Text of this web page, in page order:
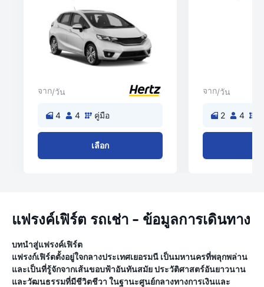
จาก/วัน
4 4 คู่มือ
เลือก
จาก/วัน
2 4
แฟรงค์เฟิร์ต รถเช่า - ข้อมูลการเดินทาง
บทนำสู่แฟรงค์เฟิร์ต
แฟรงก์เฟิร์ตตั้งอยู่ใจกลางประเทศเยอรมนี เป็นมหานครที่พลุกพล่าน
และเป็นที่รู้จักจากเส้นขอบฟ้าอันทันสมัย ประวัติศาสตร์อันยาวนาน
และวัฒนธรรมที่มีชีวิตชีวา ในฐานะศูนย์กลางทางการเงินและ